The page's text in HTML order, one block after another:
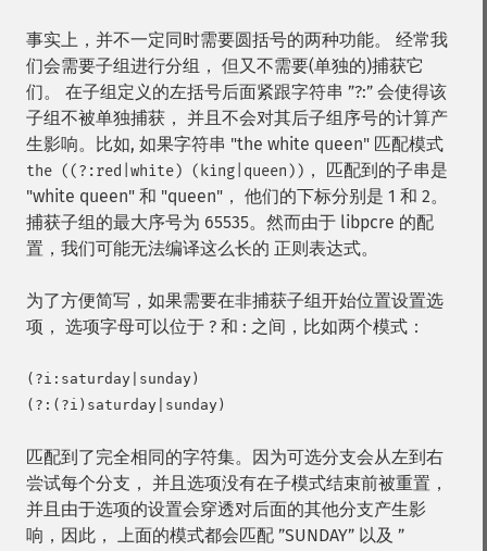
事实上，并不一定同时需要圆括号的两种功能。 经常我
们会需要子组进行分组， 但又不需要(单独的)捕获它
们。 在子组定义的左括号后面紧跟字符串 ”?:” 会使得该
子组不被单独捕获， 并且不会对其后子组序号的计算产
生影响。比如, 如果字符串 "the white queen" 匹配模式
the ((?:red|white) (king|queen)) ， 匹配到的子串是
"white queen" 和 "queen"， 他们的下标分别是 1 和 2。
捕获子组的最大序号为 65535。然而由于 libpcre 的配
置，我们可能无法编译这么长的 正则表达式。
为了方便简写，如果需要在非捕获子组开始位置设置选
项， 选项字母可以位于 ? 和 : 之间，比如两个模式：
(?i:saturday|sunday)
匹配到了完全相同的字符集。因为可选分支会从左到右
尝试每个分支， 并且选项没有在子模式结束前被重置，
并且由于选项的设置会穿透对后面的其他分支产生影
响，因此， 上面的模式都会匹配 ”SUNDAY” 以及 ”